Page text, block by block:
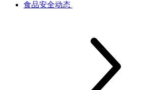
食品安全动态